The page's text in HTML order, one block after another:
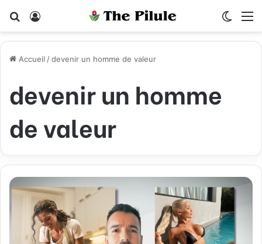
Rechercher
Accueil /devenir un homme de valeur
devenir un homme
de valeur